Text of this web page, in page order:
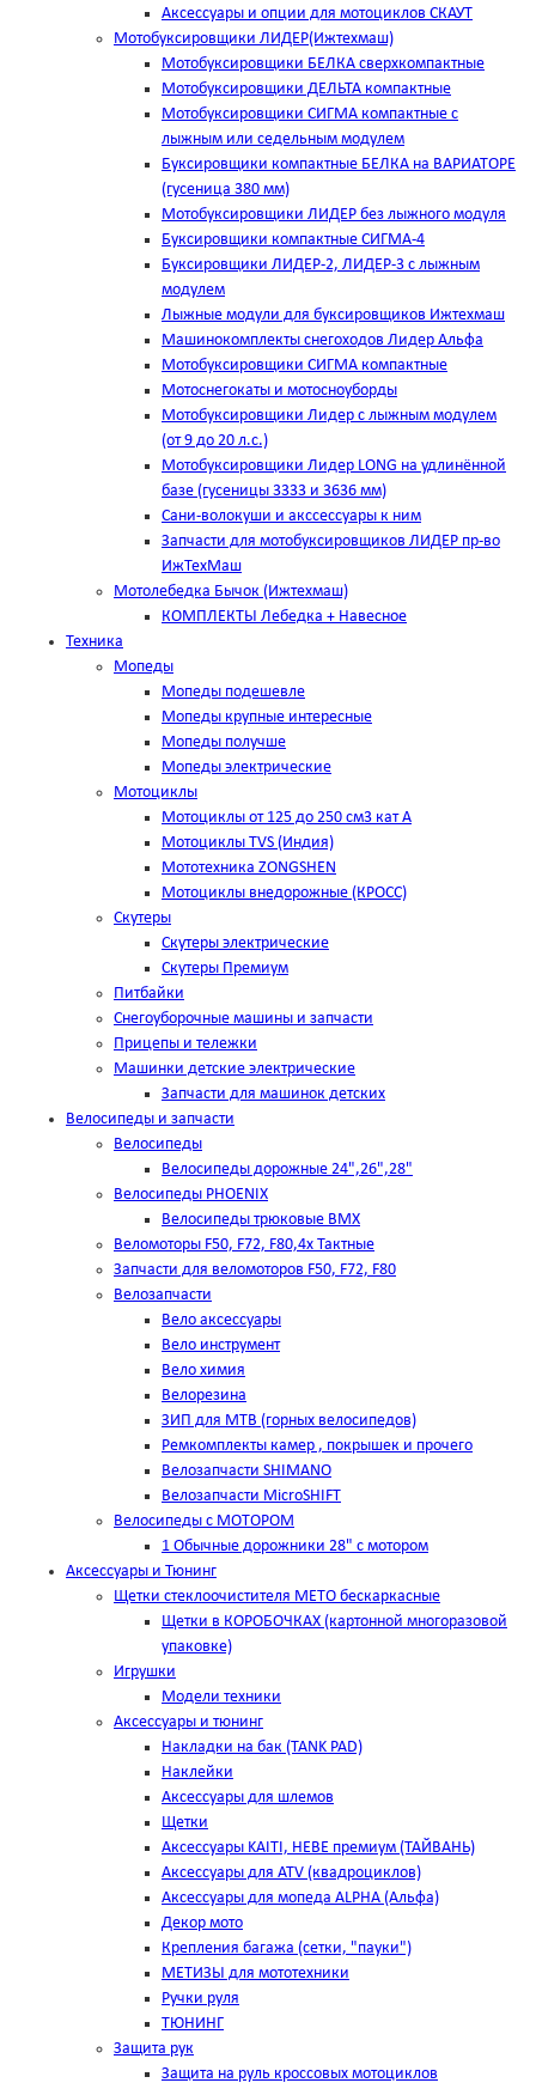
Аксессуары и опции для мотоциклов СКАУТ
Мотобуксировщики ЛИДЕР(Ижтехмаш)
Мотобуксировщики БЕЛКА сверхкомпактные
Мотобуксировщики ДЕЛЬТА компактные
Мотобуксировщики СИГМА компактные с
лыжным или седельным модулем
Буксировщики компактные БЕЛКА на ВАРИАТОРЕ
(гусеница 380 мм)
Мотобуксировщики ЛИДЕР без лыжного модуля
Буксировщики компактные СИГМА-4
Буксировщики ЛИДЕР-2, ЛИДЕР-3 c лыжным
модулем
Лыжные модули для буксировщиков Ижтехмаш
Машинокомплекты снегоходов Лидер Альфа
Мотобуксировщики СИГМА компактные
Мотоснегокаты и мотосноуборды
Мотобуксировщики Лидер с лыжным модулем
(от 9 до 20 л.с.)
Мотобуксировщики Лидер LONG на удлинённой
базе (гусеницы 3333 и 3636 мм)
Сани-волокуши и акссессуары к ним
Запчасти для мотобуксировщиков ЛИДЕР пр-во
ИжТехМаш
Мотолебедка Бычок (Ижтехмаш)
КОМПЛЕКТЫ Лебедка + Навесное
Техника
Мопеды
Мопеды подешевле
Мопеды крупные интересные
Мопеды получше
Мопеды электрические
Мотоциклы
Мотоциклы от 125 до 250 см3 кат А
Мотоциклы TVS (Индия)
Мототехника ZONGSHEN
Мотоциклы внедорожные (КРОСС)
Скутеры
Скутеры электрические
Скутеры Премиум
Питбайки
Снегоуборочные машины и запчасти
Прицепы и тележки
Машинки детские электрические
Запчасти для машинок детских
Велосипеды и запчасти
Велосипеды
Велосипеды дорожные 24",26",28"
Велосипеды PHOENIX
Велосипеды трюковые BMX
Веломоторы F50, F72, F80,4х Тактные
Запчасти для веломоторов F50, F72, F80
Велозапчасти
Вело аксессуары
Вело инструмент
Вело химия
Велорезина
ЗИП для MTB (горных велосипедов)
Ремкомплекты камер , покрышек и прочего
Велозапчасти SHIMANO
Велозапчасти MicroSHIFT
Велосипеды с МОТОРОМ
1 Обычные дорожники 28" с мотором
Аксессуары и Тюнинг
Щетки стеклоочистителя METO бескаркасные
Щетки в КОРОБОЧКАХ (картонной многоразовой
упаковке)
Игрушки
Модели техники
Аксессуары и тюнинг
Накладки на бак (TANK PAD)
Наклейки
Аксессуары для шлемов
Щетки
Аксессуары KAITI, HEBE премиум (ТАЙВАНЬ)
Аксессуары для ATV (квадроциклов)
Аксессуары для мопеда ALPHA (Альфа)
Декор мото
Крепления багажа (сетки, "пауки")
МЕТИЗЫ для мототехники
Ручки руля
ТЮНИНГ
Защита рук
Защита на руль кроссовых мотоциклов